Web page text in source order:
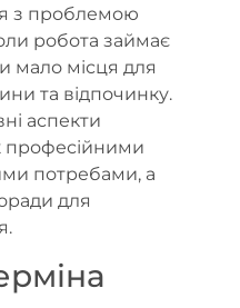
з проблемою
робота займає
мало місця для
та відпочинку.
аспекти
професійними
потребами, а
для